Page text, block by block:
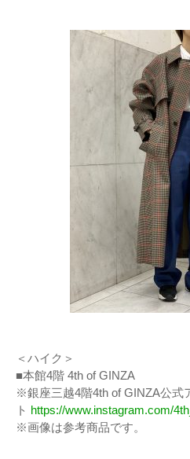
＜ハイク＞
■本館4階 4th of GINZA
※銀座三越4階4th of GINZA公式
ト https://www.instagram.com/
※画像は参考商品です。